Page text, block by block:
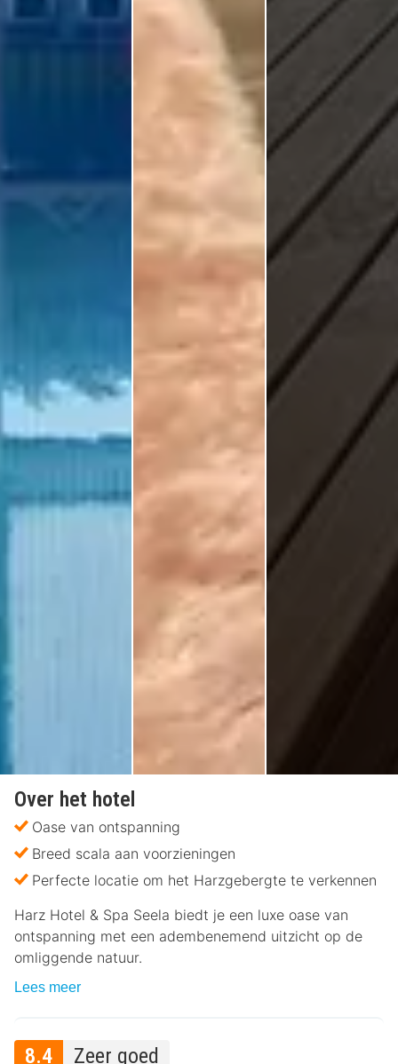
Over het hotel
Oase van ontspanning
Breed scala aan voorzieningen
Perfecte locatie om het Harzgebergte te verkennen
Harz Hotel & Spa Seela biedt je een luxe oase van
ontspanning met een adembenemend uitzicht op de
omliggende natuur.
Lees meer
8.4 Zeer goed